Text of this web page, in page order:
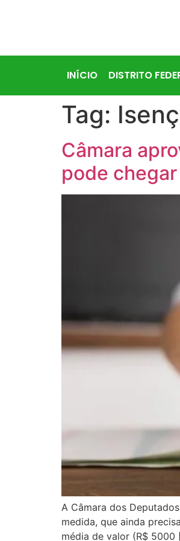
INÍCIO DISTRITO
Tag:
Câmara
pode
A Câmara dos
medida, que ainda
média de valor (R$ 5000